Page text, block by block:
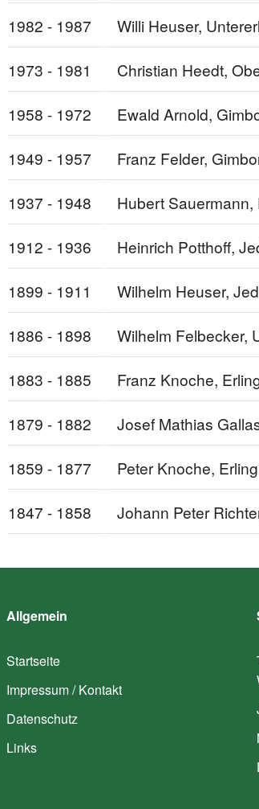
1982 - 1987 Willi Heuser,
1973 - 1981 Christian Heedt,
1958 - 1972 Ewald Arnold,
1949 - 1957 Franz Felder,
1937 - 1948 Hubert Sauermann,
1912 - 1936 Heinrich Potthoff,
1899 - 1911 Wilhelm Heuser,
1886 - 1898 Wilhelm Felbecker,
1883 - 1885 Franz Knoche,
1879 - 1882 Josef Mathias
1859 - 1877 Peter Knoche,
1847 - 1858 Johann Peter
Allgemein
Startseite
Impressum / Kontakt
Datenschutz
Links